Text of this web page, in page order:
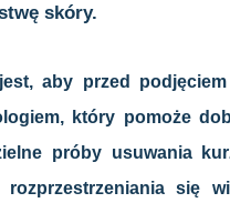
skóry.
aby przed
który pomoże
próby usuwania
rozprzestrzeniania się